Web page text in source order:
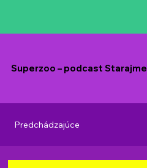
Superzoo – podcast
Predchádzajúce